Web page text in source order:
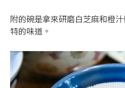
附的碗是拿來研磨白芝麻和橙
特的味道。